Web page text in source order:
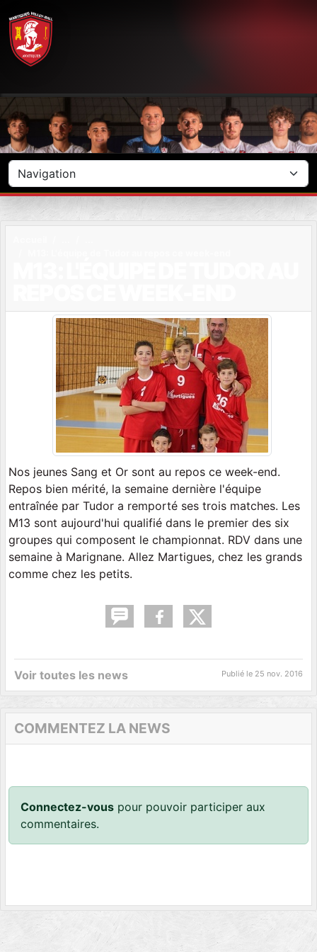
Nos jeunes Sang et Or sont au repos ce week-end.
Repos bien mérité, la semaine dernière l'équipe
entraînée par Tudor a remporté ses trois matches. Les
M13 sont aujourd'hui qualifié dans le premier des six
groupes qui composent le championnat. RDV dans une
semaine à Marignane. Allez Martigues, chez les grands
comme chez les petits.
Voir toutes les news Publié le 25 nov. 2016
COMMENTEZ LA NEWS
Connectez-vous pour pouvoir participer aux
commentaires.
Panneau de gestion des cookies